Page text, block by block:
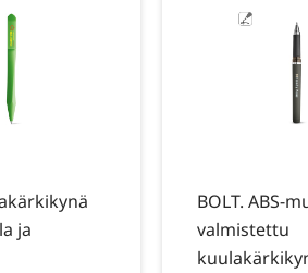
ja
BOLT. ABS-
valmistettu